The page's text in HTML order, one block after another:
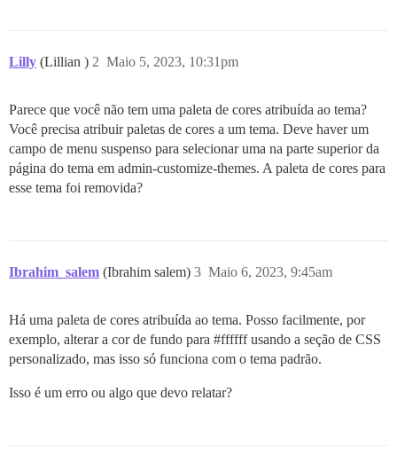
Lilly (Lillian ) Maio 5, 2023, 10:31pm
2
Parece que você não tem uma paleta de cores atribuída ao tema?
Você precisa atribuir paletas de cores a um tema. Deve haver um
campo de menu suspenso para selecionar uma na parte superior da
página do tema em admin-customize-themes. A paleta de cores para
esse tema foi removida?
Ibrahim_salem (Ibrahim salem) Maio 6, 2023, 9:45am
3
Há uma paleta de cores atribuída ao tema. Posso facilmente, por
exemplo, alterar a cor de fundo para #ffffffusando a seção de CSS
personalizado, mas isso só funciona com o tema padrão.
Isso é um erro ou algo que devo relatar?